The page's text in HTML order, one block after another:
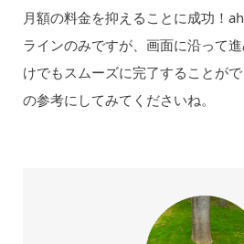
月額の料金を抑えることに成功！
ラインのみですが、画面に沿って
けでもスムーズに完了することが
の参考にしてみてくださいね。